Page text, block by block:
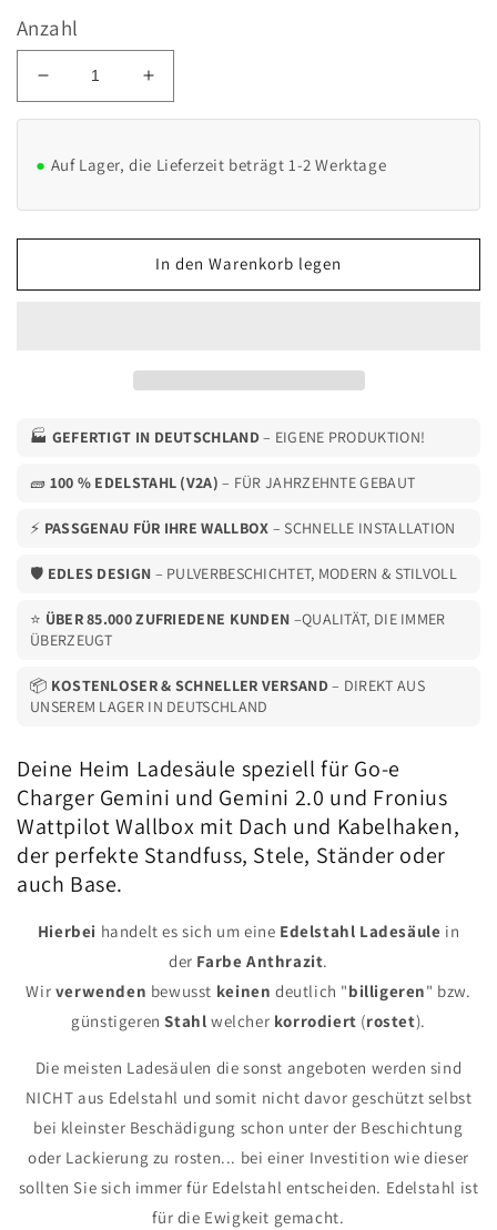
Anzahl
Verringere
die
für
Ladesäule
Charger
Fronius
mit
und
|
Standfuß
Stele
|
Erhöhe
die
für
Ladesäule
e
Charger
2.0
Fronius
mit
und
|
|
Stele
|
Auf Lager, die Lieferzeit beträgt 1-2 Werktage
In den Warenkorb legen
🏭 GEFERTIGT IN DEUTSCHLAND– EIGENE PRODUKTION!
🧱 100 % EDELSTAHL (V2A) – FÜR JAHRZEHNTE GEBAUT
⚡ PASSGENAU FÜR IHRE WALLBOX – SCHNELLE INSTALLATION
🛡️ EDLES DESIGN – PULVERBESCHICHTET, MODERN & STILVOLL
⭐ ÜBER 85.000 ZUFRIEDENE KUNDEN –QUALITÄT, DIE IMMER
ÜBERZEUGT
📦 KOSTENLOSER & SCHNELLER VERSAND– DIREKT AUS
UNSEREM LAGER IN DEUTSCHLAND
Deine Heim Ladesäule speziell für Go-e
Charger Gemini und Gemini 2.0 und Fronius
Wattpilot Wallbox mit Dach und Kabelhaken,
der perfekte Standfuss, Stele, Ständer oder
auch Base.
Hierbei handelt es sich um eine Edelstahl Ladesäule in
der Farbe Anthrazit.
Wir verwenden bewusst keinen deutlich "billigeren" bzw.
günstigeren Stahl welcher korrodiert (rostet).
Die meisten Ladesäulen die sonst angeboten werden sind
NICHT aus Edelstahl und somit nicht davor geschützt selbst
bei kleinster Beschädigung schon unter der Beschichtung
oder Lackierung zu rosten... bei einer Investition wie dieser
sollten Sie sich immer für Edelstahl entscheiden. Edelstahl ist
für die Ewigkeit gemacht.